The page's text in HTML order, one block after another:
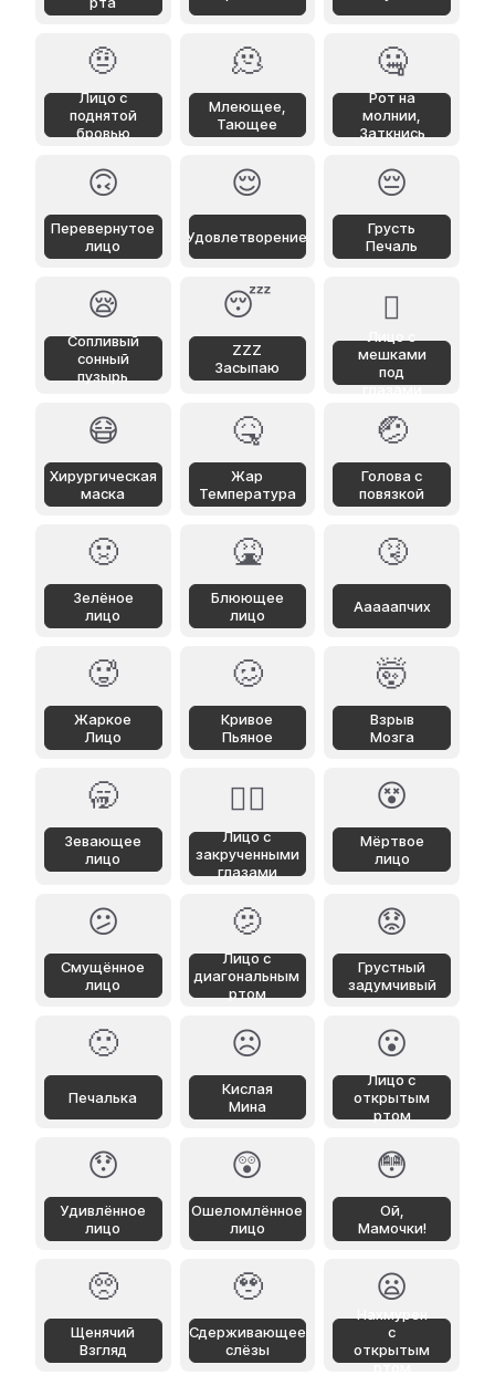
🤨
Лицо с
поднятой
бровью
🫠
Млеющее,
Тающее
🤐
Рот на
молнии,
Заткнись
🙃
Перевернутое
лицо
😌
Удовлетворение
😔
Грусть
Печаль
😪
Сопливый
сонный
пузырь
😴
ZZZ
Засыпаю
🫩
мешками
под
глазами
😷
Хирургическая
маска
🤒
Жар
Температура
🤕
Голова с
повязкой
🤢
Зелёное
лицо
🤮
Блюющее
лицо
🤧
Ааааапчих
🥵
Жаркое
Лицо
🥴
Кривое
Пьяное
🤯
Взрыв
Мозга
🥱
Зевающее
лицо
😵‍💫
Лицо с
закрученными
глазами
😵
Мёртвое
лицо
😕
Смущённое
лицо
🫤
Лицо с
диагональным
ртом
😟
Грустный
задумчивый
🙁
Печалька
☹️
Кислая
Мина
😮
Лицо с
открытым
ртом
😯
Удивлённое
лицо
😲
Ошеломлённое
лицо
😳
Ой,
Мамочки!
🥺
Щенячий
Взгляд
🥹
Сдерживающее
слёзы
😦
с
открытым
ртом